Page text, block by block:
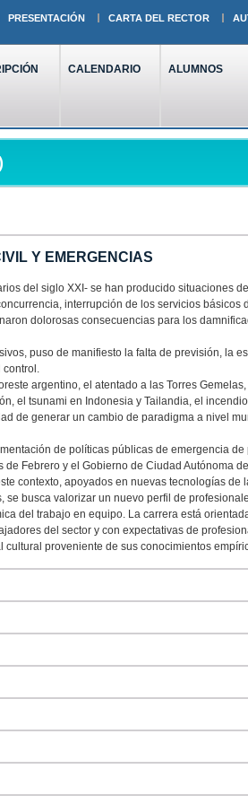
PRESENTACIÓN CARTA DEL RECTOR
CALENDARIO ALUMNOS
Y EMERGENCIAS
del siglo XXI- se han producido situaciones
interrupción de los servicios básicos
dolorosas consecuencias para los
puso de manifiesto la falta de previsión, la
control.
argentino, el atentado a las Torres
el tsunami en Indonesia y Tailandia, el
de generar un cambio de paradigma a nivel
de políticas públicas de emergencia
Febrero y el Gobierno de Ciudad Autónoma
contexto, apoyados en nuevas tecnologías de
busca valorizar un nuevo perfil de
del trabajo en equipo. La carrera está
del sector y con expectativas de
proveniente de sus conocimientos